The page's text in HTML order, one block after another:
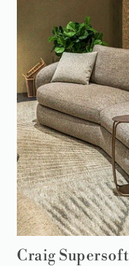
Craig Supersoft